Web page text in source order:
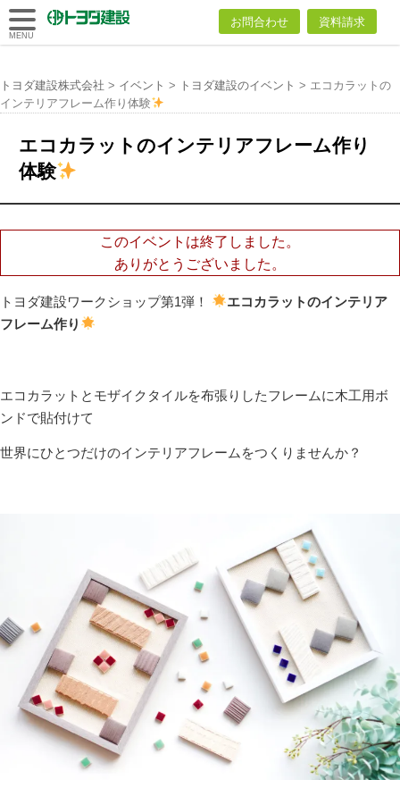
トヨダ建設
お問合わせ 資料請求
MENU
トヨダ建設株式会社 > イベント > トヨダ建設のイベント > エコカラットの
インテリアフレーム作り体験
エコカラットのインテリアフレーム作り
体験
このイベントは終了しました。
ありがとうございました。
トヨダ建設ワークショップ第1弾！
エコカラットのインテリア
フレーム作り
エコカラットとモザイクタイルを布張りしたフレームに木工用ボ
ンドで貼付けて
世界にひとつだけのインテリアフレームをつくりませんか？